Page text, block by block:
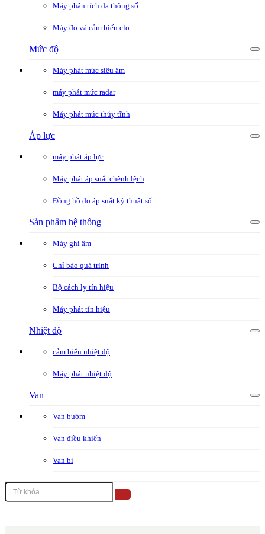
Máy phân tích đa thông số
Máy đo và cảm biến clo
Mức độ
Máy phát mức siêu âm
máy phát mức radar
Máy phát mức thủy tĩnh
Áp lực
máy phát áp lực
Máy phát áp suất chênh lệch
Đồng hồ đo áp suất kỹ thuật số
Sản phẩm hệ thống
Máy ghi âm
Chỉ báo quá trình
Bộ cách ly tín hiệu
Máy phát tín hiệu
Nhiệt độ
cảm biến nhiệt độ
Máy phát nhiệt độ
Van
Van bướm
Van điều khiển
Van bi